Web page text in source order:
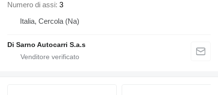
Numero di assi 3
Italia, Cercola (Na)
Di Sarno Autocarri S.a.s